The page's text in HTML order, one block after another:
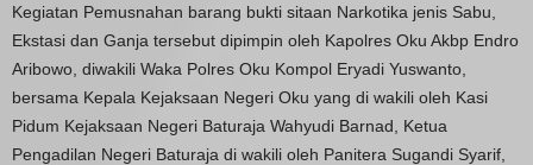
Kegiatan Pemusnahan barang bukti sitaan Narkotika jenis Sabu,
Ekstasi dan Ganja tersebut dipimpin oleh Kapolres Oku Akbp Endro
Aribowo, diwakili Waka Polres Oku Kompol Eryadi Yuswanto,
bersama Kepala Kejaksaan Negeri Oku yang di wakili oleh Kasi
Pidum Kejaksaan Negeri Baturaja Wahyudi Barnad, Ketua
Pengadilan Negeri Baturaja di wakili oleh Panitera Sugandi Syarif,